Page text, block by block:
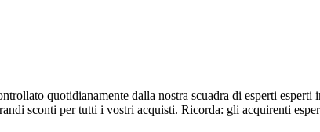
quotidianamente dalla nostra scuadra di esperti
sconti per tutti i vostri acquisti. Ricorda: gli acquirenti